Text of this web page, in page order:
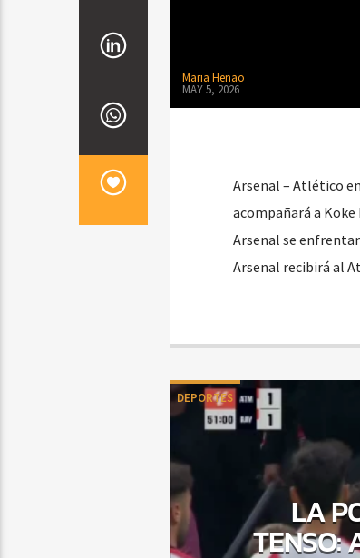
Maria Henao
MAY 5, 2026
Arsenal – Atlético
acompañará a Koke
Arsenal se
Arsenal recibirá al
DEPORTES
LA
TENSO: